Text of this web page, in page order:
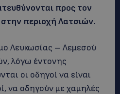
προς τον
περιοχή Λατσιών.
Λευκωσίας – Λεμεσού
λόγω έντονης
οι οδηγοί να είναι
να οδηγούν με χαμηλές